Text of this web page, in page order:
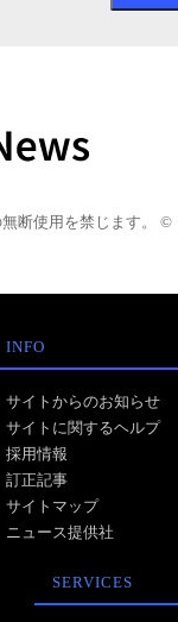
断使用を禁じます。 ©
INFO
サイトからのお知らせ
サイトに関するヘルプ
採用情報
訂正記事
サイトマップ
ニュース提供社
SERVICES